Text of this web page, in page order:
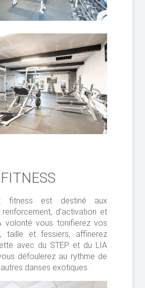
fitness est destiné aux
d’activation et
volonté vous tonifierez vos
taille et fessiers, affinerez
avec du STEP et du LIA
défoulerez au rythme de
danses exotiques.